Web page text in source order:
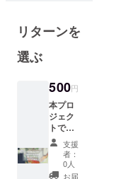
高校生から
なが育英会
支えられて
きました。
現在は大学
で福祉の勉
強をしてい
リターンを
選ぶ
500円
本プロ
ジェク
トでい
ただき
ました
ご支援
は、病
支援
者：
0人
お届